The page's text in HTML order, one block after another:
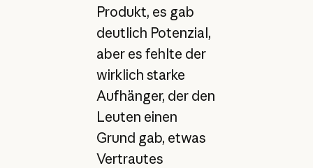
Produkt, es gab
deutlich Potenzial,
aber es fehlte der
wirklich starke
Aufhänger, der den
Leuten einen
Grund gab, etwas
Vertrautes